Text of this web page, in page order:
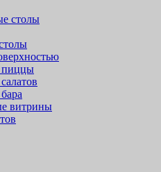
столы
пиццы
витрины